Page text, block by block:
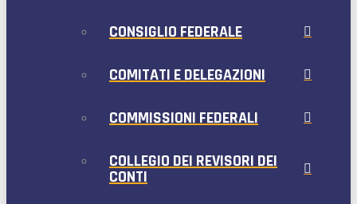
CONSIGLIO FEDERALE
COMITATI E DELEGAZIONI
COMMISSIONI FEDERALI
COLLEGIO DEI REVISORI DEI
CONTI